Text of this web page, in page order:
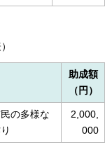
助成額
（円）
の多様な
2,000,
000